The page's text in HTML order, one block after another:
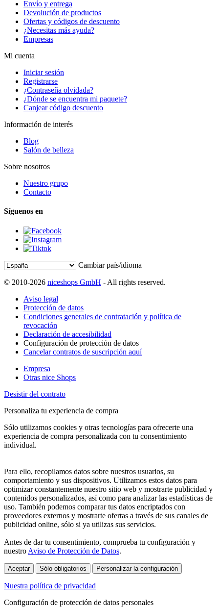
Envío y entrega
Devolución de productos
Ofertas y códigos de descuento
¿Necesitas más ayuda?
Empresas
Mi cuenta
Iniciar sesión
Registrarse
¿Contraseña olvidada?
¿Dónde se encuentra mi paquete?
Canjear código descuento
Información de interés
Blog
Salón de belleza
Sobre nosotros
Nuestro grupo
Contacto
Síguenos en
Cambiar país/idioma
© 2010-2026 niceshops GmbH - All rights reserved.
Aviso legal
Protección de datos
Condiciones generales de contratación y política de
revocación
Declaración de accesibilidad
Configuración de protección de datos
Cancelar contratos de suscripción aquí
Empresa
Otras nice Shops
Desistir del contrato
Personaliza tu experiencia de compra
Sólo utilizamos cookies y otras tecnologías para ofrecerte una
experiencia de compra personalizada con tu consentimiento
individual.
Para ello, recopilamos datos sobre nuestros usuarios, su
comportamiento y sus dispositivos. Utilizamos estos datos para
optimizar constantemente nuestro sitio web y mostrarte publicidad y
contenidos personalizados, así como para analizar las estadísticas de
uso. También podemos comparar tus datos encriptados con
proveedores externos y mostrarte ofertas a través de sus canales de
publicidad online, sólo si ya utilizas sus servicios.
Antes de dar tu consentimiento, comprueba tu configuración y
nuestro Aviso de Protección de Datos.
Aceptar Sólo obligatorios Personalizar la configuración
Nuestra política de privacidad
Configuración de protección de datos personales